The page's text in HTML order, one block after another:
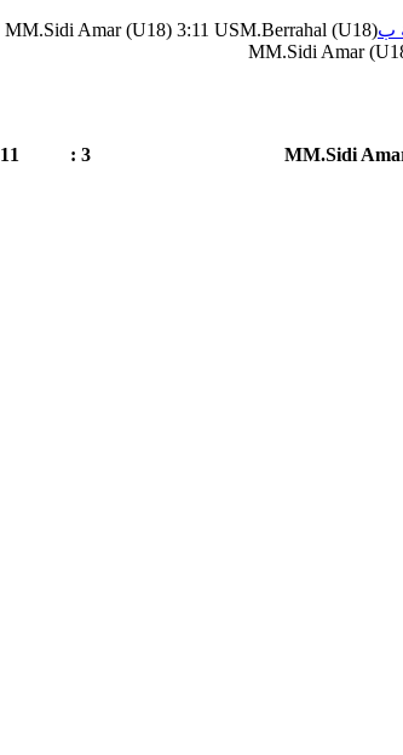
MM.Sidi Amar (U18) 3:11 USM.Berrahal (U18)
MM.Sidi Amar
MM.Sidi
3 :
11